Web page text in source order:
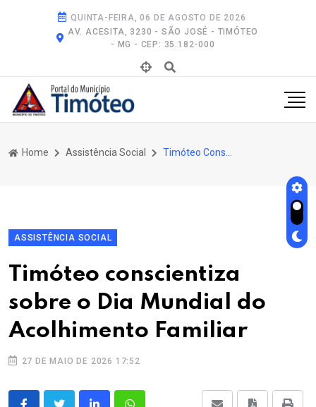
QUINTA-FEIRA, 06 DE AGOSTO DE 2026
AV. ACESITA, 3230 - SÃO JOSÉ - TIMÓTEO
- MG - CEP: 35.182-000
Home Assistência Social
ASSISTÊNCIA SOCIAL
Timóteo conscientiza
sobre o Dia Mundial do
Acolhimento Familiar
27 DE MAIO DE 2026 17:52